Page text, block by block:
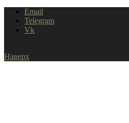
Email
Telegram
Vk
Наверх